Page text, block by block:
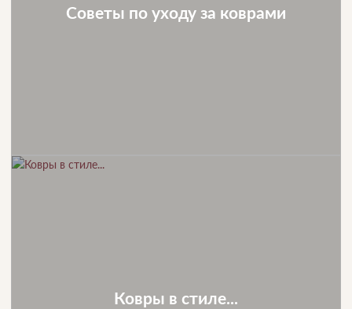
Советы по уходу за коврами
Ковры в стиле...